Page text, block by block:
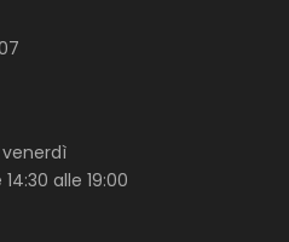
alle 19:00